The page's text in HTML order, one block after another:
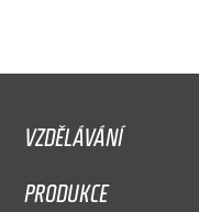
VZDĚLÁVÁNÍ
PRODUKCE